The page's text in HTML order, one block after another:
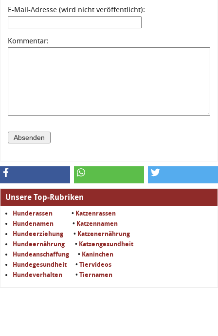
E-Mail-Adresse (wird nicht veröffentlicht):
Kommentar:
Unsere Top-Rubriken
Hunderassen • Katzenrassen
Hundenamen
• Katzennamen
Hundeerziehung • Katzenernährung
Hundeernährung • Katzengesundheit
Hundeanschaffung • Kaninchen
Hundegesundheit • Tiervideos
Hundeverhalten • Tiernamen